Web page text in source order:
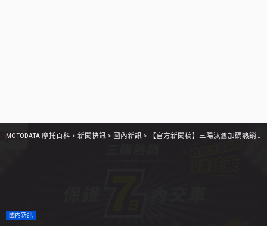
MOTODATA 摩托百科 > 新聞快訊 > 國內新訊 > 【官方新聞稿】三陽汰舊加碼熱銷 保證7日交車 汰舊享三千最高補助23,800元
國內新訊